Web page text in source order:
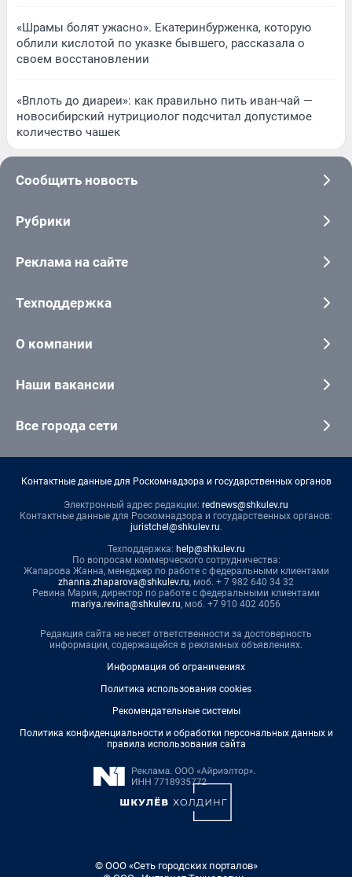
«Шрамы болят ужасно». Екатеринбурженка, которую
облили кислотой по указке бывшего, рассказала о
своем восстановлении
«Вплоть до диареи»: как правильно пить иван-чай —
новосибирский нутрициолог подсчитал допустимое
количество чашек
Сообщить новость
Рубрики
Реклама на сайте
Техподдержка
О компании
Наши вакансии
Все города сети
Контактные данные для Роскомнадзора и государственных органов
Электронный адрес редакции: rednews@shkulev.ru
Контактные данные для Роскомнадзора и государственных органов:
juristchel@shkulev.ru.
Техподдержка: help@shkulev.ru
По вопросам коммерческого сотрудничества:
Жапарова Жанна, менеджер по работе с федеральными клиентами
zhanna.zhaparova@shkulev.ru, моб. + 7 982 640 34 32
Ревина Мария, директор по работе с федеральными клиентами
mariya.revina@shkulev.ru, моб. +7 910 402 4056
Редакция сайта не несет ответственности за достоверность
информации, содержащейся в рекламных объявлениях.
Информация об ограничениях
Политика использования cookies
Рекомендательные системы
Политика конфиденциальности и обработки персональных данных и
правила использования сайта
© ООО «Сеть городских порталов»